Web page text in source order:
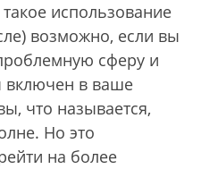
использование
возможно, если вы
сферу и
включен в ваше
что называется,
Но это
на более